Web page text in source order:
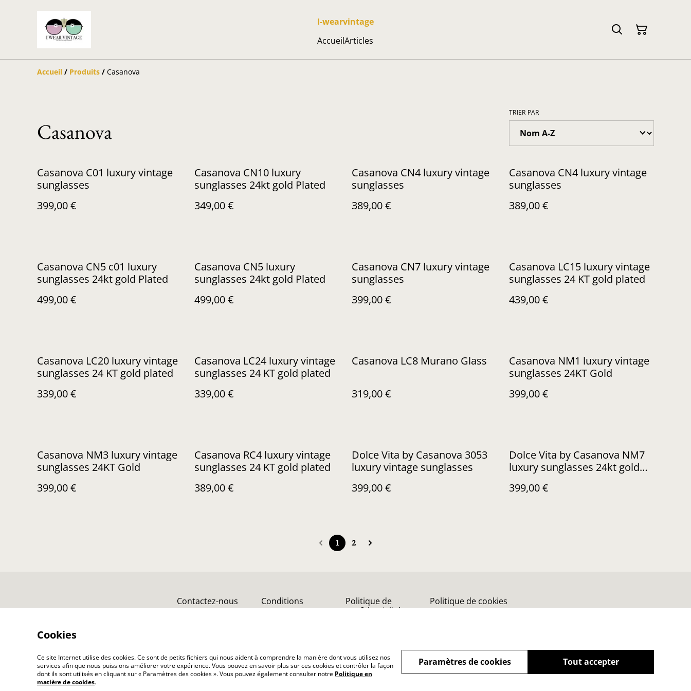
I-wearvintage
AccueilArticles
Accueil / Produits / Casanova
Casanova
TRIER PAR
Casanova C01 luxury vintage
sunglasses
399,00 €
Casanova CN10 luxury
sunglasses 24kt gold Plated
349,00 €
Casanova CN4 luxury vintage
sunglasses
389,00 €
Casanova CN4 luxury vintage
sunglasses
389,00 €
Casanova CN5 c01 luxury
sunglasses 24kt gold Plated
499,00 €
Casanova CN5 luxury
sunglasses 24kt gold Plated
499,00 €
Casanova CN7 luxury vintage
sunglasses
399,00 €
Casanova LC15 luxury vintage
sunglasses 24 KT gold plated
439,00 €
Casanova LC20 luxury vintage
sunglasses 24 KT gold plated
339,00 €
Casanova LC24 luxury vintage
sunglasses 24 KT gold plated
339,00 €
Casanova LC8 Murano Glass
319,00 €
Casanova NM1 luxury vintage
sunglasses 24KT Gold
399,00 €
Casanova NM3 luxury vintage
sunglasses 24KT Gold
399,00 €
Casanova RC4 luxury vintage
sunglasses 24 KT gold plated
389,00 €
Dolce Vita by Casanova 3053
luxury vintage sunglasses
399,00 €
Dolce Vita by Casanova NM7
luxury sunglasses 24kt gold
399,00 €
1 2
Contactez-nous Conditions
Politique de
confidentialité
Politique de cookies
©2026I-wearvintage
Cookies
Ce site Internet utilise des cookies. Ce sont de petits fichiers qui nous aident à comprendre la manière dont vous utilisez nos
services afin que nous puissions améliorer votre expérience. Vous pouvez en savoir plus sur ces cookies et contrôler la façon
dont ils sont utilisés en cliquant sur « Paramètres des cookies ». Vous pouvez également consulter notre Politique en
matière de cookies.
Tout accepter
Paramètres de cookies